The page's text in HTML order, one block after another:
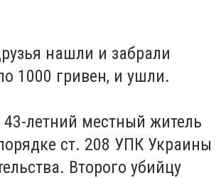
нашли и забрали
1000 гривен, и ушли.
летний местный житель
ст. 208 УПК Украины
Второго убийцу